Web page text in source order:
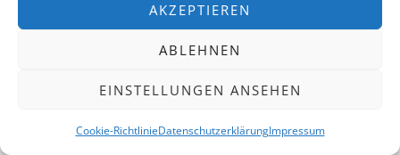
AKZEPTIEREN
ABLEHNEN
EINSTELLUNGEN ANSEHEN
Cookie-RichtlinieDatenschutzerklärungImpressum